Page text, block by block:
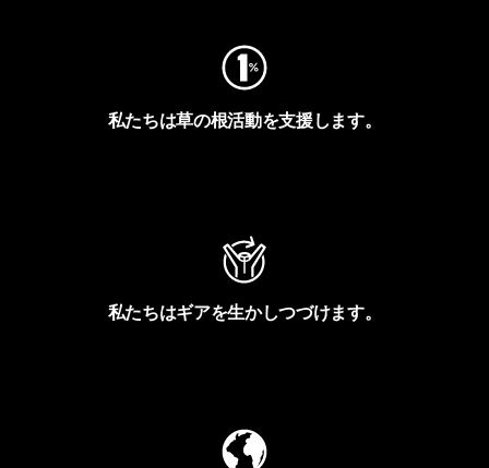
私たちは草の根活動を支援します。
私たちはギアを生かしつづけます。